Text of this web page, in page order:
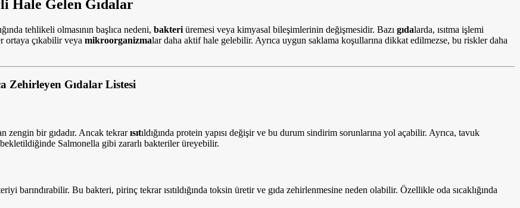
Hale Gelen Gıdalar
tehlikeli olmasının başlıca nedeni, bakteri üremesi veya kimyasal bileşimlerinin değişmesidir. Bazı gıdalarda, ısıtma işlemi
ortaya çıkabilir veya mikroorganizmalar daha aktif hale gelebilir. Ayrıca uygun saklama koşullarına dikkat edilmezse, bu riskler daha
Zehirleyen Gıdalar Listesi
zengin bir gıdadır. Ancak tekrarısıtıldığında protein yapısı değişir ve bu durum sindirim sorunlarına yol açabilir. Ayrıca, tavuk
Salmonella gibi zararlı bakteriler üreyebilir.
barındırabilir. Bu bakteri, pirinç tekrar ısıtıldığında toksin üretir ve gıda zehirlenmesine neden olabilir. Özellikle oda sıcaklığında